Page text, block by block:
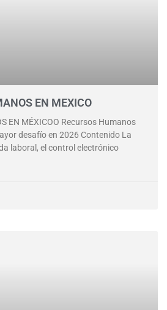
EN MEXICO
EN MÉXICOO Recursos Humanos
desafío en 2026 Contenido La
laboral, el control electrónico